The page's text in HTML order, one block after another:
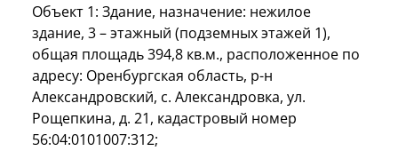
Объект 1: Здание, назначение: нежилое
здание, 3 – этажный (подземных этажей 1),
общая площадь 394,8 кв.м., расположенное по
адресу: Оренбургская область, р-н
Александровский, с. Александровка, ул.
Рощепкина, д. 21, кадастровый номер
56:04:0101007:312;